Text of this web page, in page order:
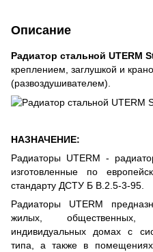
Описание
Радиатор стальной UTERM
креплением, заглушкой и
(развоздушивателем).
НАЗНАЧЕНИЕ:
Радиаторы UTERM -
изготовленные по
стандарту ДСТУ Б В.2.5-3-95.
Радиаторы UTERM
жилых, общественных,
индивидуальных домах с
типа, а также в